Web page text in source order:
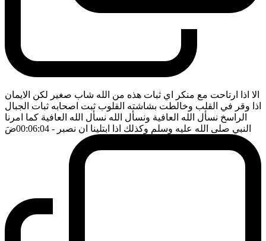
الا اذا ارتاحت مع منكر اي ثبات هذه من الله شاب صغير لكن الايمان
اذا وقر في القلب وخالطت بشاشته القلوب ثبت اصحابه ثبات الجبال
الراسخ نسأل الله العافية ونسأل الله نسأل الله العافية كما امرنا
النبي صلى الله عليه وسلم وكذلك اذا ابتلينا ان نصبر - 00:06:04 ضَ